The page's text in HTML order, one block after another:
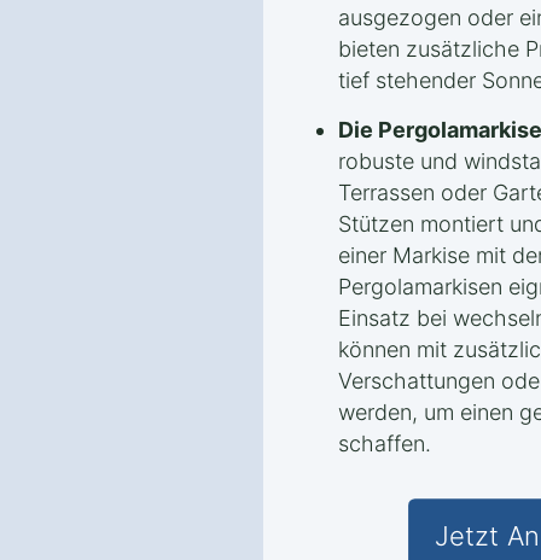
ausgezogen oder
bieten zusätzliche
tief stehender
Die Pergolamarkise
robuste und
Terrassen oder
Stützen montiert
einer Markise mit
Pergolamarkisen
Einsatz bei
können mit
Verschattungen
werden, um einen
schaffen.
Jetzt